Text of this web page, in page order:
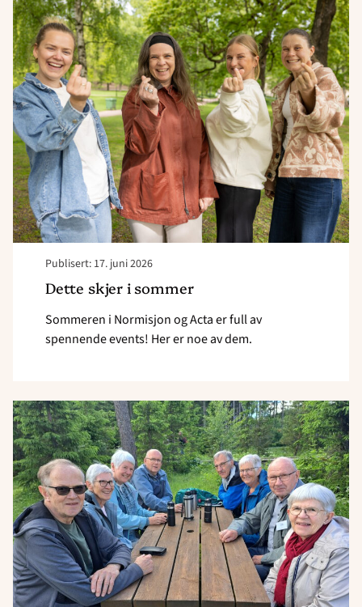
Publisert: 17. juni 2026
Dette skjer i sommer
Sommeren i Normisjon og Acta er full av
spennende events! Her er noe av dem.
article
"Dette
skjer
i
sommer"
Read
article
"Fornøyde
seniorer
på
Viken"